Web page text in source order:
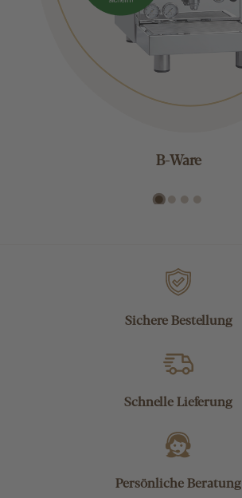
B-Ware
Sichere Bestellung
Schnelle Lieferung
Persönliche Beratung